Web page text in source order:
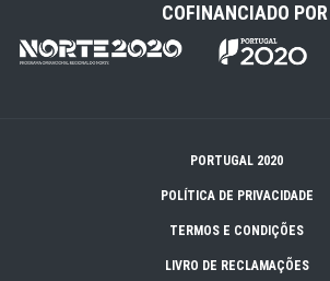
COFINANCIADO POR
PORTUGAL 2020
POLÍTICA DE PRIVACIDADE
TERMOS E CONDIÇÕES
LIVRO DE RECLAMAÇÕES